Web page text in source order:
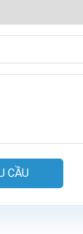
CẦU